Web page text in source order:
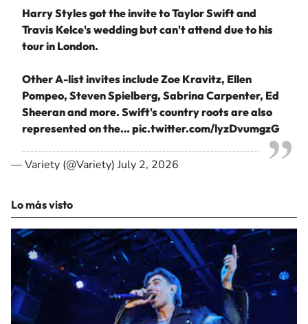
Harry Styles got the invite to Taylor Swift and
Travis Kelce's wedding but can't attend due to his
tour in London.
Other A-list invites include Zoe Kravitz, Ellen
Pompeo, Steven Spielberg, Sabrina Carpenter, Ed
Sheeran and more. Swift's country roots are also
represented on the…pic.twitter.com/lyzDvumgzG
— Variety (@Variety)July 2, 2026
Lo más visto